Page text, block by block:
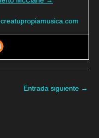
Entrada siguiente →